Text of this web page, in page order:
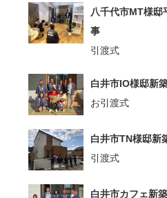
八千代市MT様邸
事
引渡式
白井市IO様邸新
お引渡式
白井市TN様邸新
引渡式
白井市カフェ新